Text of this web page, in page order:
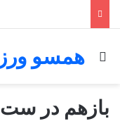
همسو
جستجو برای
بازهم در ست